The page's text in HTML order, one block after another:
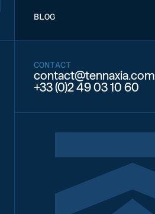
BLOG
CONTACT
contact@tennaxia.com
+33 (0)2 49 03 10 60